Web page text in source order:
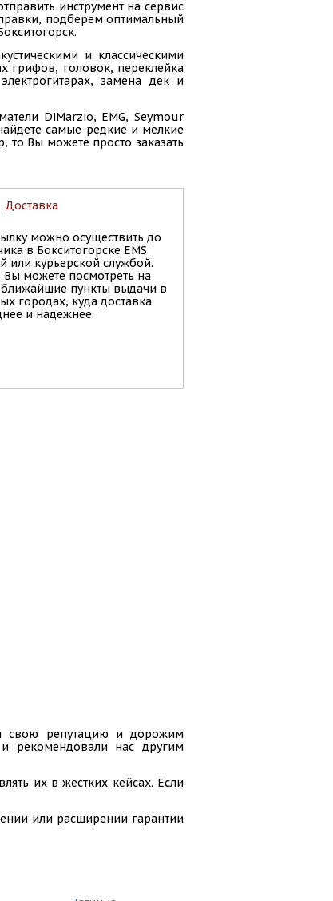
инструмент на сервис
подберем оптимальный
и классическими
грифов, головок, переклейка
замена дек и
DiMarzio, EMG, Seymour
самые редкие и мелкие
то Вы можете просто заказать
Доставка
можно осуществить до
в Бокситогорске EMS
или курьерской службой.
Вы можете посмотреть на
ближайшие пункты выдачи в
городах, куда доставка
и надежнее.
свою репутацию и дорожим
рекомендовали нас другим
их в жестких кейсах. Если
или расширении гарантии